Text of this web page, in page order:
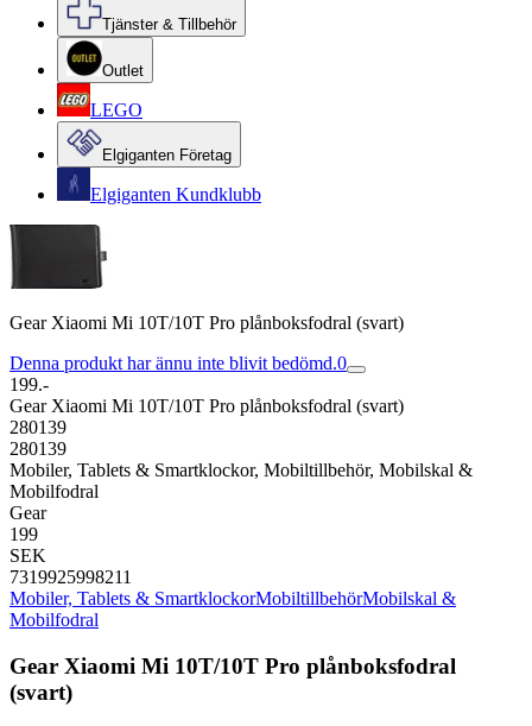
Tjänster & Tillbehör
Outlet
LEGO
Elgiganten Företag
Elgiganten Kundklubb
Gear Xiaomi Mi 10T/10T Pro plånboksfodral (svart)
Denna produkt har ännu inte blivit bedömd.0
199.-
Gear Xiaomi Mi 10T/10T Pro plånboksfodral (svart)
280139
280139
Mobiler, Tablets & Smartklockor, Mobiltillbehör, Mobilskal &
Mobilfodral
Gear
199
SEK
7319925998211
Mobiler, Tablets & SmartklockorMobiltillbehörMobilskal &
Mobilfodral
Gear Xiaomi Mi 10T/10T Pro plånboksfodral
(svart)